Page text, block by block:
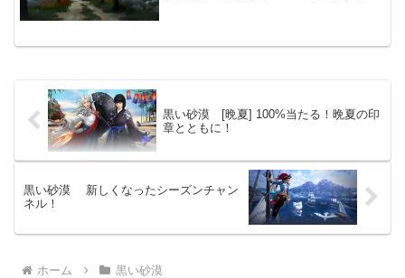
し場所を限定して、街中だ...
黒い砂漠 [晩夏] 100%当たる！晩夏の印
章とともに！
黒い砂漠 新しくなったシーズンチャン
ネル！
ホーム 黒い砂漠